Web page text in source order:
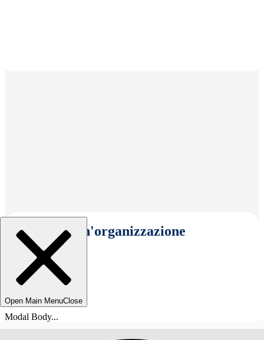
Seleziona un'organizzazione
Open Main MenuClose
Modal Body...